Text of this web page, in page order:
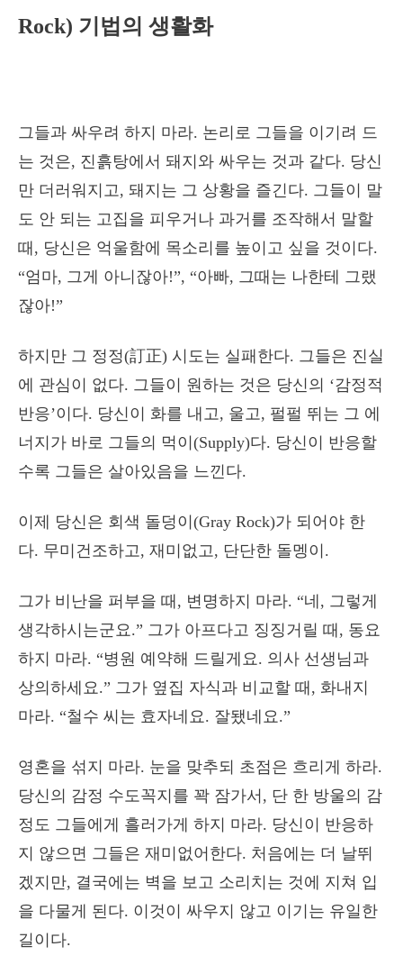
Rock) 기법의 생활화
그들과 싸우려 하지 마라. 논리로 그들을 이기려 드
는 것은, 진흙탕에서 돼지와 싸우는 것과 같다. 당신
만 더러워지고, 돼지는 그 상황을 즐긴다. 그들이 말
도 안 되는 고집을 피우거나 과거를 조작해서 말할
때, 당신은 억울함에 목소리를 높이고 싶을 것이다.
“엄마, 그게 아니잖아!”, “아빠, 그때는 나한테 그랬
잖아!”
하지만 그 정정(訂正) 시도는 실패한다. 그들은 진실
에 관심이 없다. 그들이 원하는 것은 당신의 ‘감정적
반응’이다. 당신이 화를 내고, 울고, 펄펄 뛰는 그 에
너지가 바로 그들의 먹이(Supply)다. 당신이 반응할
수록 그들은 살아있음을 느낀다.
이제 당신은 회색 돌덩이(Gray Rock)가 되어야 한
다. 무미건조하고, 재미없고, 단단한 돌멩이.
그가 비난을 퍼부을 때, 변명하지 마라. “네, 그렇게
생각하시는군요.” 그가 아프다고 징징거릴 때, 동요
하지 마라. “병원 예약해 드릴게요. 의사 선생님과
상의하세요.” 그가 옆집 자식과 비교할 때, 화내지
마라. “철수 씨는 효자네요. 잘됐네요.”
영혼을 섞지 마라. 눈을 맞추되 초점은 흐리게 하라.
당신의 감정 수도꼭지를 꽉 잠가서, 단 한 방울의 감
정도 그들에게 흘러가게 하지 마라. 당신이 반응하
지 않으면 그들은 재미없어한다. 처음에는 더 날뛰
겠지만, 결국에는 벽을 보고 소리치는 것에 지쳐 입
을 다물게 된다. 이것이 싸우지 않고 이기는 유일한
길이다.